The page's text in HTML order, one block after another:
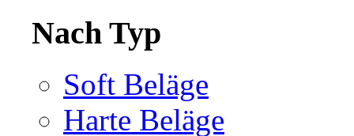
Nach Typ
Soft Beläge
Harte Beläge